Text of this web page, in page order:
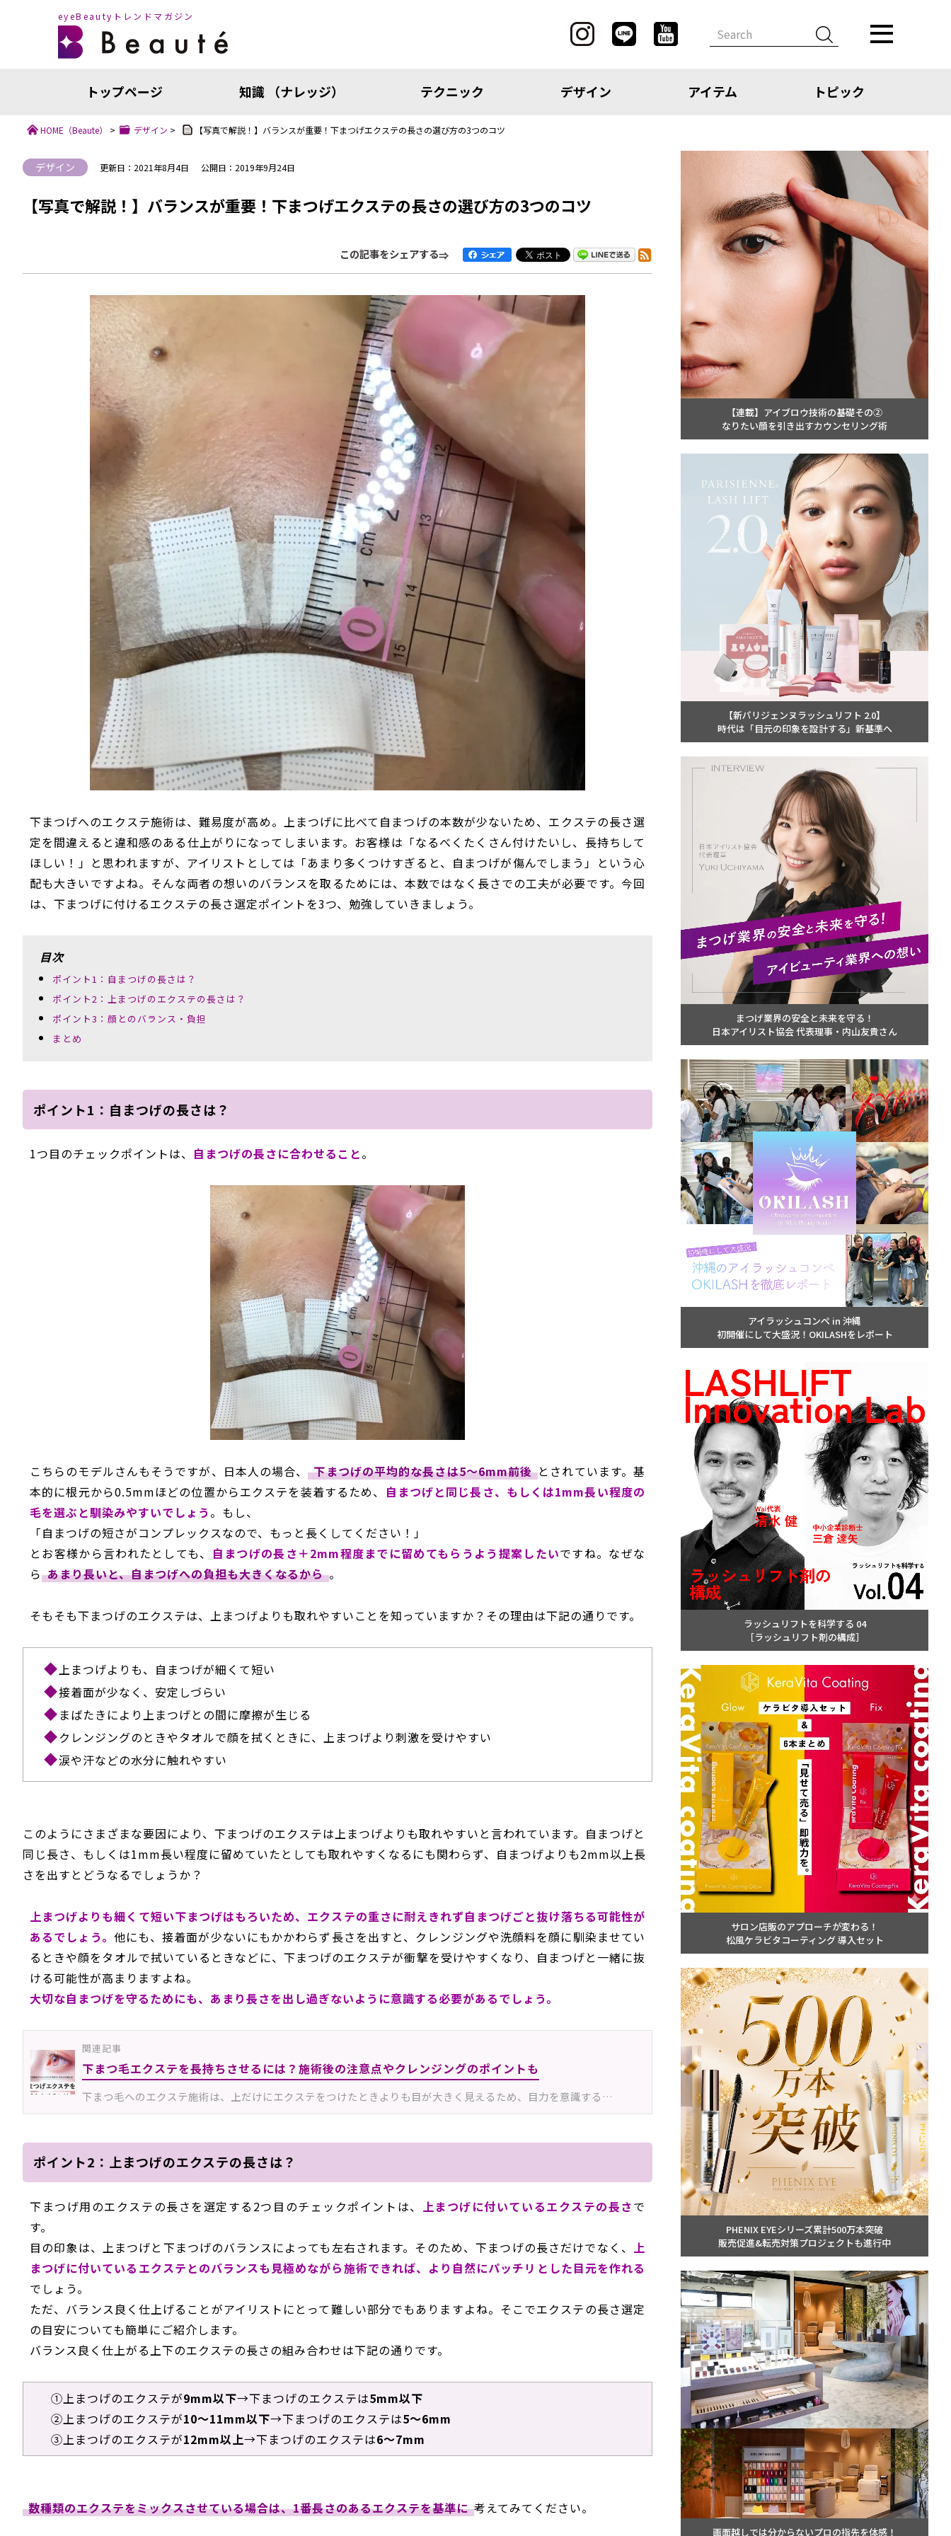
デザイン
利用規約 広告掲載
Official Social account
eyeBeautyトレンドマガジン
トップページ 知識 （ナレッジ） テクニック デザイン アイテム トピック
HOME （Beaute） > デザイン > 【写真で解説！】バランスが重要！下まつげエクステの長さの選び方の3つのコツ
デザイン 更新日：2021年8月4日 公開日：2019年9月24日
【写真で解説！】バランスが重要！下まつげエクステの長さの選び方の3つのコツ
この記事をシェアする
下まつげへのエクステ施術は、難易度が高め。上まつげに比べて自まつげの本数が少ないため、エクステの長さ選
定を間違えると違和感のある仕上がりになってしまいます。お客様は「なるべくたくさん付けたいし、長持ちして
ほしい！」と思われますが、アイリストとしては「あまり多くつけすぎると、自まつげが傷んでしまう」という心
配も大きいですよね。そんな両者の想いのバランスを取るためには、本数ではなく長さでの工夫が必要です。今回
は、下まつげに付けるエクステの長さ選定ポイントを3つ、勉強していきましょう。
目次
ポイント1：自まつげの長さは？
ポイント2：上まつげのエクステの長さは？
ポイント3：顔とのバランス・負担
まとめ
ポイント1：自まつげの長さは？
1つ目のチェックポイントは、 自まつげの長さに合わせること。
こちらのモデルさんもそうですが、日本人の場合、 下まつげの平均的な長さは5～6mm前後 とされています。基
本的に根元から0.5mmほどの位置からエクステを装着するため、 自まつげと同じ長さ、もしくは1mm長い程度の
毛を選ぶと馴染みやすいでしょう。もし、
「自まつげの短さがコンプレックスなので、もっと長くしてください！」
とお客様から言われたとしても、 自まつげの長さ＋2mm程度までに留めてもらうよう提案したいですね。なぜな
ら あまり長いと、自まつげへの負担も大きくなるから 。
そもそも下まつげのエクステは、上まつげよりも取れやすいことを知っていますか？その理由は下記の通りです。
上まつげよりも、自まつげが細くて短い
接着面が少なく、安定しづらい
まばたきにより上まつげとの間に摩擦が生じる
クレンジングのときやタオルで顔を拭くときに、上まつげより刺激を受けやすい
涙や汗などの水分に触れやすい
このようにさまざまな要因により、下まつげのエクステは上まつげよりも取れやすいと言われています。自まつげと
同じ長さ、もしくは1mm長い程度に留めていたとしても取れやすくなるにも関わらず、自まつげよりも2mm以上長
さを出すとどうなるでしょうか？
上まつげよりも細くて短い下まつげはもろいため、エクステの重さに耐えきれず自まつげごと抜け落ちる可能性が
あるでしょう。 他にも、接着面が少ないにもかかわらず長さを出すと、クレンジングや洗顔料を顔に馴染ませてい
るときや顔をタオルで拭いているときなどに、下まつげのエクステが衝撃を受けやすくなり、自まつげと一緒に抜
ける可能性が高まりますよね。
大切な自まつげを守るためにも、あまり長さを出し過ぎないように意識する必要があるでしょう。
関連記事
下まつ毛エクステを長持ちさせるには？施術後の注意点やクレンジングのポイントも
下まつ毛へのエクステ施術は、上だけにエクステをつけたときよりも目が大きく見えるため、目力を意識する…
ポイント2：上まつげのエクステの長さは？
下まつげ用のエクステの長さを選定する2つ目のチェックポイントは、 上まつげに付いているエクステの長さで
す。
目の印象は、上まつげと下まつげのバランスによっても左右されます。そのため、下まつげの長さだけでなく、
上
まつげに付いているエクステとのバランスも見極めながら施術できれば、より自然にパッチリとした目元を作れる
でしょう。
ただ、バランス良く仕上げることがアイリストにとって難しい部分でもありますよね。そこでエクステの長さ選定
の目安についても簡単にご紹介します。
バランス良く仕上がる上下のエクステの長さの組み合わせは下記の通りです。
➀上まつげのエクステが9mm以下→下まつげのエクステは5mm以下
②上まつげのエクステが10～11mm以下→下まつげのエクステは5～6mm
③上まつげのエクステが12mm以上→下まつげのエクステは6～7mm
数種類のエクステをミックスさせている場合は、1番長さのあるエクステを基準に 考えてみてください。
【連載】アイブロウ技術の基礎その②
なりたい顔を引き出すカウンセリング術
【新パリジェンヌラッシュリフト 2.0】
時代は「目元の印象を設計する」新基準へ
まつげ業界の安全と未来を守る！
日本アイリスト協会 代表理事・内山友貴さん
アイラッシュコンペ in 沖縄
初開催にして大盛況！OKILASHをレポート
ラッシュリフトを科学する 04
［ラッシュリフト剤の構成］
サロン店販のアプローチが変わる！
松風ケラビタコーティング 導入セット
PHENIX EYEシリーズ累計500万本突破
販売促進&転売対策プロジェクトも進行中
画面越しでは分からないプロの指先を体感！